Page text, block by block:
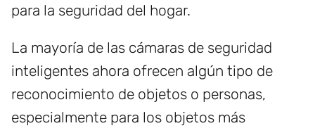
para la seguridad del hogar.
La mayoría de las cámaras de seguridad
inteligentes ahora ofrecen algún tipo de
reconocimiento de objetos o personas,
especialmente para los objetos más